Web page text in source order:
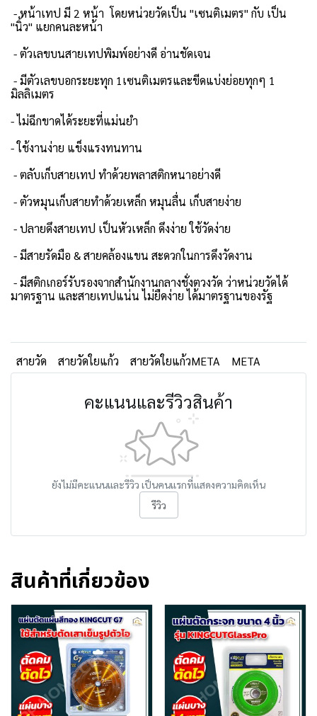
- หน้าเทป มี 2 หน้า โดยหน่วยวัดเป็น "เซนติเมตร" กับ เป็น
"นิ้ว" แยกคนละหน้า
- ตัวเลขบนสายเทปพิมพ์อย่างดี อ่านชัดเจน
- มีตัวเลขบอกระยะทุก 1เซนติเมตรและขีดแบ่งย่อยทุกๆ 1
มิลลิเมตร
- ไม่ฉีกขาดได้ระยะที่แม่นยำ
- ใช้งานง่าย แข็งแรงทนทาน
- ตลับเก็บสายเทป ทำด้วยพลาสติกหนาอย่างดี
- ตัวหมุนเก็บสายทำด้วยเหล็ก หมุนลื่น เก็บสายง่าย
- ปลายดึงสายเทป เป็นหัวเหล็ก ดึงง่าย ใช้วัดง่าย
- มีสายรัดมือ & สายคล้องแขน สะดวกในการดึงวัดงาน
- มีสติกเกอร์รับรองจากสำนักงานกลางชั่งตวงวัด ว่าหน่วยวัดได้
มาตรฐาน และสายเทปแน่น ไม่ยืดง่าย ได้มาตรฐานของรัฐ
สายวัด สายวัดใยแก้ว สายวัดใยแก้วMETA META
คะแนนและรีวิวสินค้า
ยังไม่มีคะแนนและรีวิว เป็นคนแรกที่แสดงความคิดเห็น
รีวิว
สินค้าที่เกี่ยวข้อง